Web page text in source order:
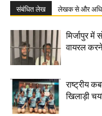
संबंधित लेख लेखक से और
मिर्जापुर में
वायरल
राष्ट्रीय
खिलाड़ी